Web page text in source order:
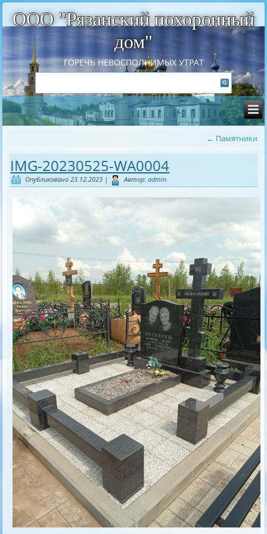
ООО "Рязанский похоронный
дом"
ГОРЕЧЬ НЕВОСПОЛНИМЫХ УТРАТ
← Памятники
IMG-20230525-WA0004
Опубликовано 23.12.2023 | Автор: admin